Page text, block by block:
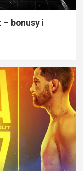
– bonusy i